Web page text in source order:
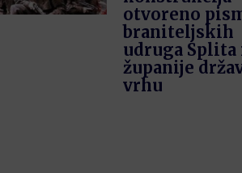
otvoreno
braniteljskih
udruga Splita
županije
vrhu